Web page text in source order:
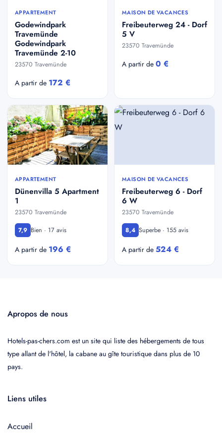
APPARTEMENT
Godewindpark
Travemünde
Godewindpark
Travemünde 2-10
23570 Travemünde
A partir de 172 €
MAISON DE VACANCES
Freibeuterweg 24 - Dorf
5 V
23570 Travemünde
A partir de 0 €
APPARTEMENT
Dünenvilla 5 Apartment
1
23570 Travemünde
7,9 Bien · 17 avis
A partir de 196 €
MAISON DE VACANCES
Freibeuterweg 6 - Dorf
6 W
23570 Travemünde
8,4 Superbe · 155 avis
A partir de 524 €
Apropos de nous
Hotels-pas-chers.com est un site qui liste des hébergements de tous
type allant de l'hôtel, la cabane au gîte touristique dans plus de 10
pays.
Liens utiles
Accueil